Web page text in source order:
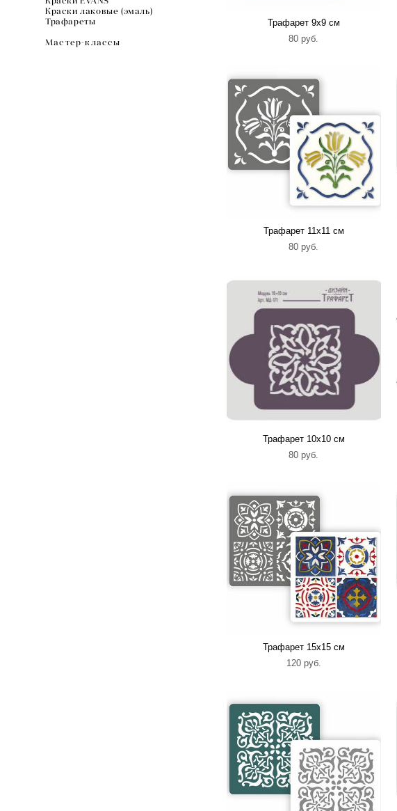
Краски лаковые (эмаль)
Трафареты
Мастер-классы
Трафарет 9х9 см
80 pуб.
Трафарет 11х11 см
80 pуб.
Трафарет 10х10 см
80 pуб.
Трафарет 15х15 см
120 pуб.